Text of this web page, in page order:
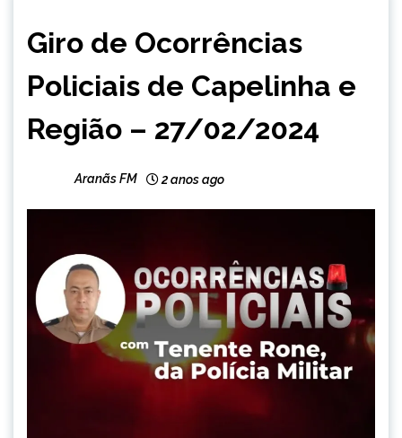
MINAS
NOTÍCIAS
Giro de Ocorrências
Policiais de Capelinha e
Região – 27/02/2024
Aranãs FM 2 anos ago